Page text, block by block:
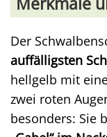
Der
auffälligsten
hellgelb mit
zwei roten
besonders: Sie